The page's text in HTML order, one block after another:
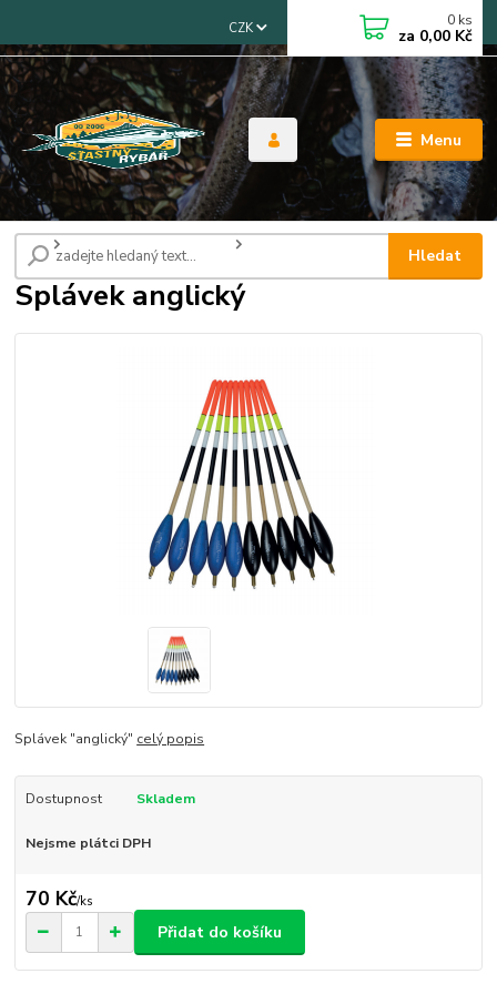
Menu
CZK
Hledat
0 ks
za 0,00 Kč
Úvod Splávky, čihátka, swingery
Splávek anglický
Splávek "anglický" celý popis
Dostupnost Skladem
Nejsme plátci DPH
70 Kč/ks
Přidat do košíku